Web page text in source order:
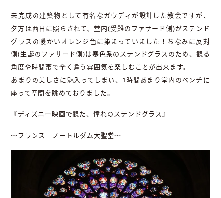
未完成の建築物として有名なガウディが設計した教会ですが、
夕方は西日に照らされて、堂内(受難のファサード側)がステンド
グラスの暖かいオレンジ色に染まっていました！ちなみに反対
側(生誕のファサード側)は寒色系のステンドグラスのため、観る
角度や時間帯で全く違う雰囲気を楽しむことが出来ます。
あまりの美しさに魅入ってしまい、1時間あまり堂内のベンチに
座って空間を眺めておりました。
『ディズニー映画で観た、憧れのステンドグラス』
～フランス ノートルダム大聖堂～